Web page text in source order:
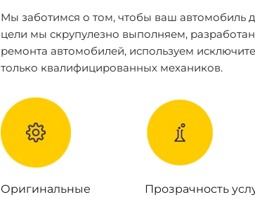
Мы заботимся о том, чтобы ваш автомобиль
цели мы скрупулезно выполняем,
ремонта автомобилей, используем
только квалифицированных механиков.
Оригинальные
Прозрачность